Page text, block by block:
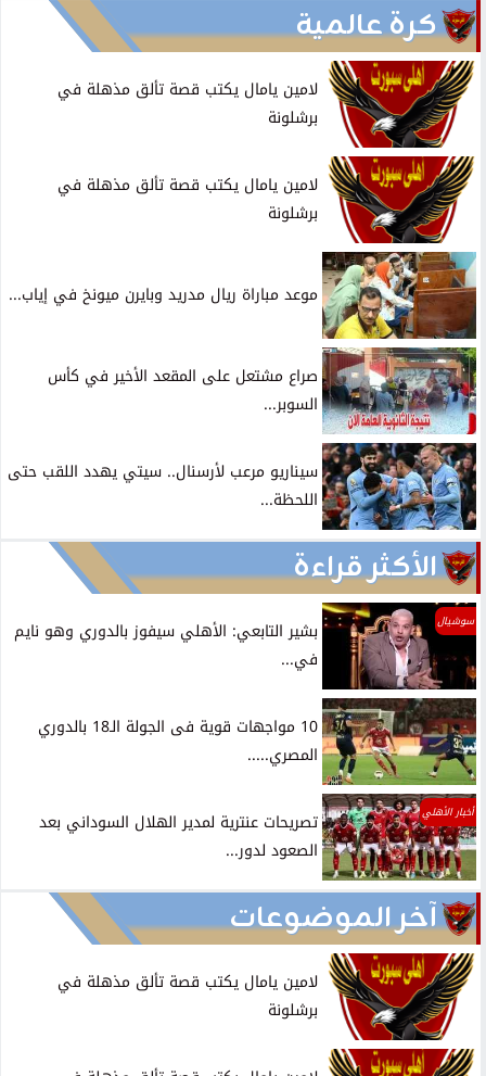
كرة عالمية
لامين يامال يكتب قصة تألق مذهلة في
برشلونة
لامين يامال يكتب قصة تألق مذهلة في
برشلونة
موعد مباراة ريال مدريد وبايرن ميونخ في إياب...
صراع مشتعل على المقعد الأخير في كأس
السوبر...
سيناريو مرعب لأرسنال.. سيتي يهدد اللقب حتى
اللحظة...
الأكثر قراءة
سوشيال
بشير التابعي: الأهلي سيفوز بالدوري وهو نايم
في...
10 مواجهات قوية فى الجولة الـ18 بالدوري
المصري.....
أخبار الأهلي
تصريحات عنترية لمدير الهلال السوداني بعد
الصعود لدور...
آخر الموضوعات
لامين يامال يكتب قصة تألق مذهلة في
برشلونة